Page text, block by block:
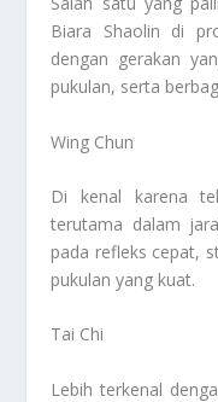
Biara Shaolin di
dengan gerakan
pukulan, serta
Wing Chun
Di kenal karena
terutama dalam
pada refleks cepat,
pukulan yang kuat.
Tai Chi
Lebih terkenal